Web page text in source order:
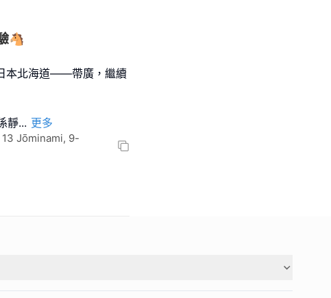
🐴
本北海道——帶廣，繼續
靜... 更多
Jōminami, 9-